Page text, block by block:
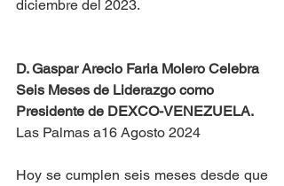
diciembre del 2023.
D. Gaspar Arecio Faria Molero Celebra
Seis Meses de Liderazgo como
Presidente de DEXCO-VENEZUELA.
Las Palmas a16 Agosto 2024
Hoy se cumplen seis meses desde que